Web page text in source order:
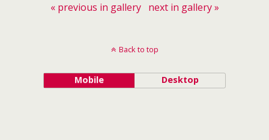
« previous in gallery
next in gallery »
Back to top
Mobile Desktop